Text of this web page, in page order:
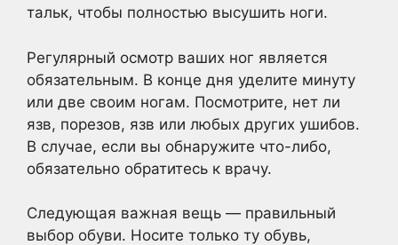
тальк, чтобы полностью высушить ноги.
Регулярный осмотр ваших ног является
обязательным. В конце дня уделите минуту
или две своим ногам. Посмотрите, нет ли
язв, порезов, язв или любых других ушибов.
В случае, если вы обнаружите что-либо,
обязательно обратитесь к врачу.
Следующая важная вещь — правильный
выбор обуви. Носите только ту обувь,